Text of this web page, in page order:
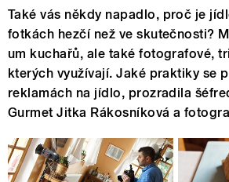
Také vás někdy napadlo, proč je
fotkách hezčí než ve skutečnosti?
um kuchařů, ale také fotografové,
kterých využívají. Jaké praktiky se
reklamách na jídlo, prozradila
Gurmet Jitka Rákosníková a